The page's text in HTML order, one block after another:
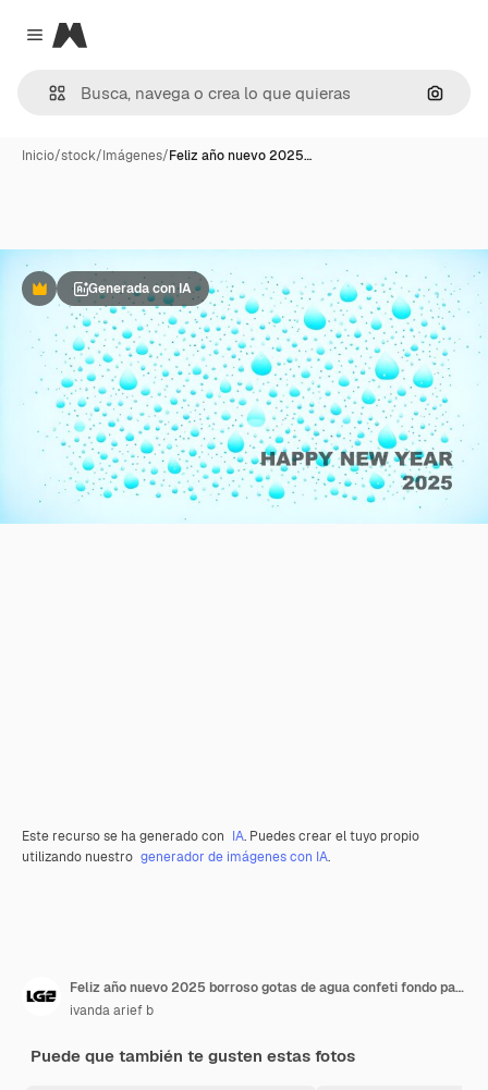
Close menu
Magnific
Inicio/stock/Imágenes/Feliz año nuevo 2025…
PremiumGenerada con IA
Este recurso se ha generado con IA. Puedes crear el tuyo propio
utilizando nuestro generador de imágenes con IA.
Feliz año nuevo 2025 borroso gotas de agua confeti fondo papel tapiz
ivanda arief b
Puede que también te gusten estas fotos